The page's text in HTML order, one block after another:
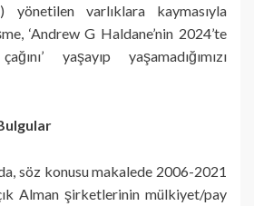
varlıklara kaymasıyla
‘Andrew G Haldane’nin 2024’te
yaşayıp yaşamadığımızı
söz konusu makalede 2006-2021
Alman şirketlerinin mülkiyet/pay